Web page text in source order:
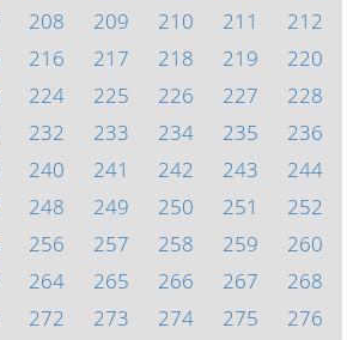
208 209 210 211
212
216 217 218 219
220
224 225 226 227
228
232 233 234 235
236
240 241 242 243
244
248 249 250 251
252
256 257 258 259
260
264 265 266 267
268
272 273 274 275
276